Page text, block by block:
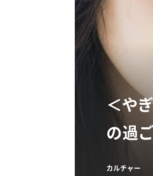
＜や
の過
カルチャー